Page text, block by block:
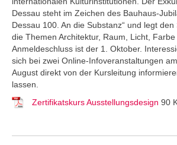
Dessau steht im Zeichen des Bauhaus-
Dessau 100. An die Substanz“ und legt
die Themen Architektur, Raum, Licht,
Anmeldeschluss ist der 1. Oktober.
sich bei zwei Online-Infoveranstaltungen
August direkt von der Kursleitung
lassen.
Zertifikatskurs Ausstellungsdesign 90